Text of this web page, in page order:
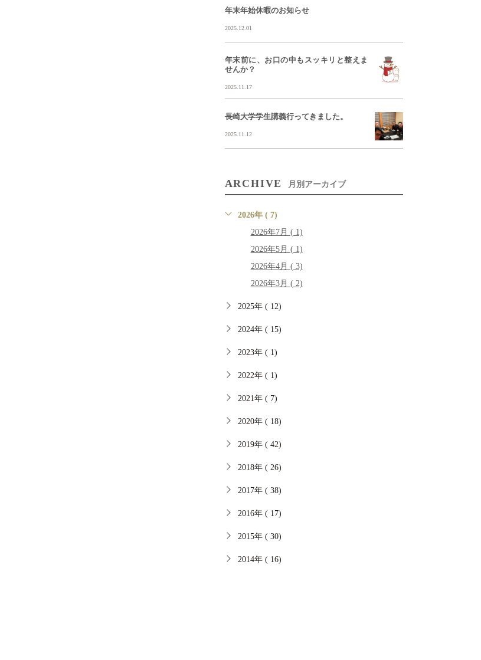
年末年始休暇のお知らせ
2025.12.01
年末前に、お口の中もスッキリと整えま
せんか？
2025.11.17
長崎大学学生講義行ってきました。
2025.11.12
ARCHIVE 月別アーカイブ
2026年 ( 7)
2026年7月 ( 1)
2026年5月 ( 1)
2026年4月 ( 3)
2026年3月 ( 2)
2025年 ( 12)
2024年 ( 15)
2023年 ( 1)
2022年 ( 1)
2021年 ( 7)
2020年 ( 18)
2019年 ( 42)
2018年 ( 26)
2017年 ( 38)
2016年 ( 17)
2015年 ( 30)
2014年 ( 16)